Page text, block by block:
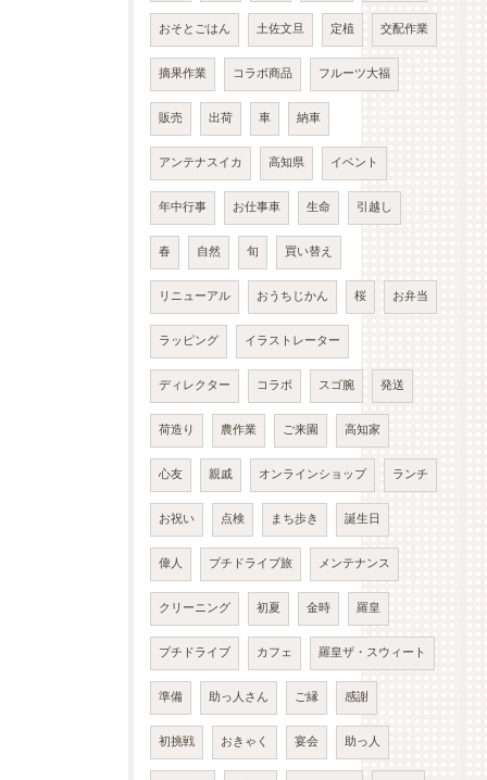
おそとごはん 土佐文旦 定植 交配作業
摘果作業 コラボ商品 フルーツ大福
販売 出荷 車 納車
アンテナスイカ 高知県 イベント
年中行事 お仕事車 生命 引越し
春 自然 旬 買い替え
リニューアル おうちじかん 桜 お弁当
ラッピング イラストレーター
ディレクター コラボ スゴ腕 発送
荷造り 農作業 ご来園 高知家
心友 親戚 オンラインショップ ランチ
お祝い 点検 まち歩き 誕生日
偉人 プチドライブ旅 メンテナンス
クリーニング 初夏 金時 羅皇
プチドライブ カフェ 羅皇ザ・スウィート
準備 助っ人さん ご縁 感謝
初挑戦 おきゃく 宴会 助っ人